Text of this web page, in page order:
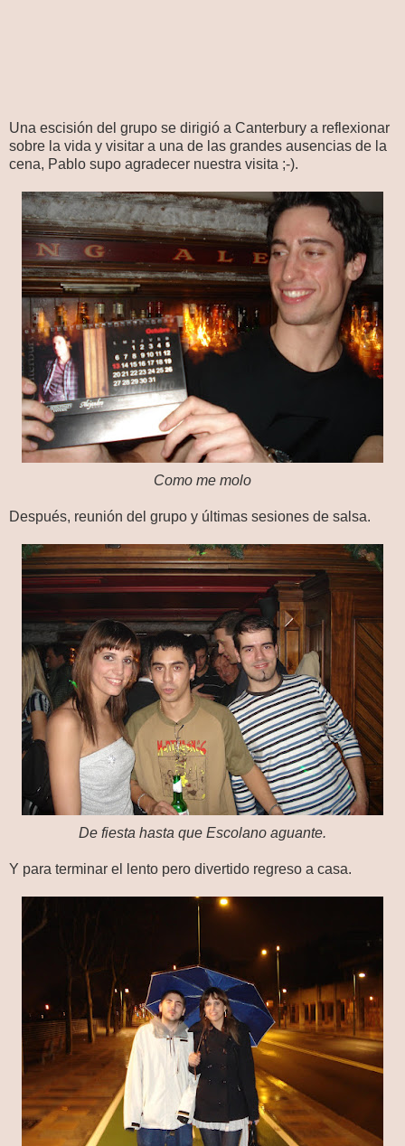
Una escisión del grupo se dirigió a Canterbury a reflexionar
sobre la vida y visitar a una de las grandes ausencias de la
cena, Pablo supo agradecer nuestra visita ;-).
Como me molo
Después, reunión del grupo y últimas sesiones de salsa.
De fiesta hasta que Escolano aguante.
Y para terminar el lento pero divertido regreso a casa.